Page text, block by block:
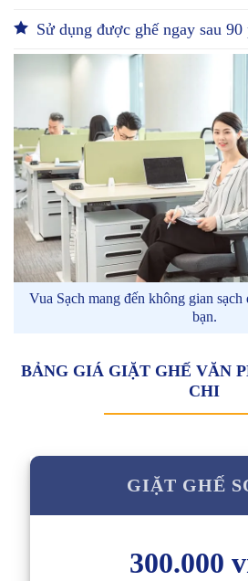
Sử dụng được ghế ngay sau 90
Vua Sạch mang đến không gian sạch
bạn.
BẢNG GIÁ GIẶT GHẾ VĂN
CHI
GIẶT GHẾ
300.000